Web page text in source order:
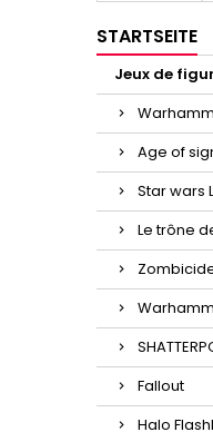
STARTSEITE
Jeux de
Age of
Star wars
Le trône
Fallout
Halo